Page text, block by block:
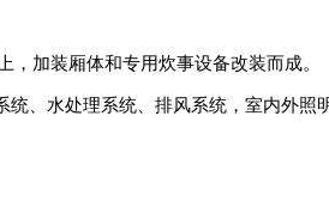
，加装厢体和专用炊事设备改装而成。
、水处理系统、排风系统，室内外照